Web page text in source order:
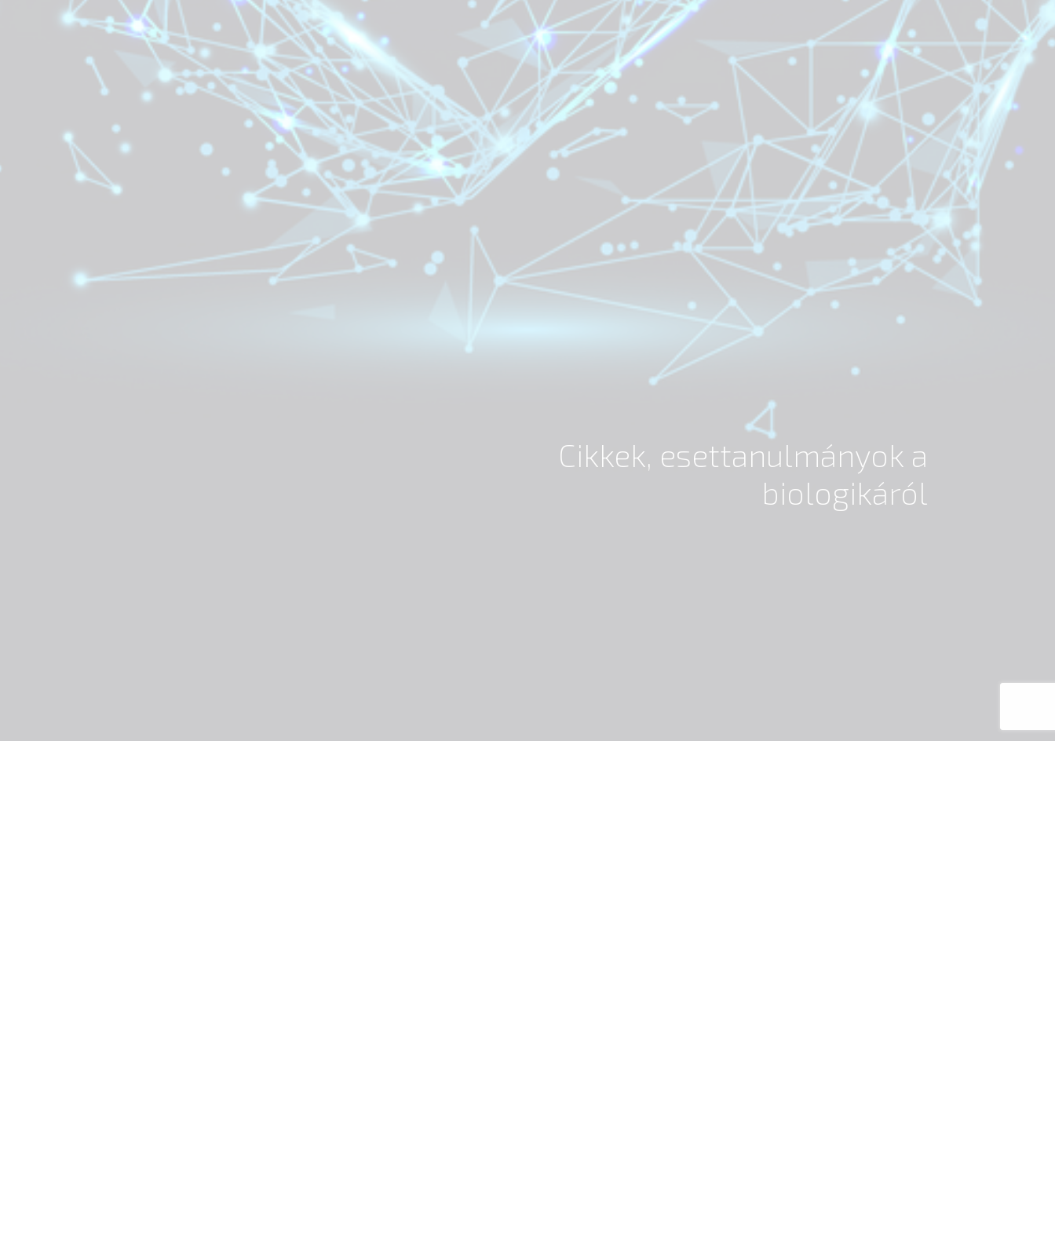
Cikkek, esettanulmányok a
biologikáról